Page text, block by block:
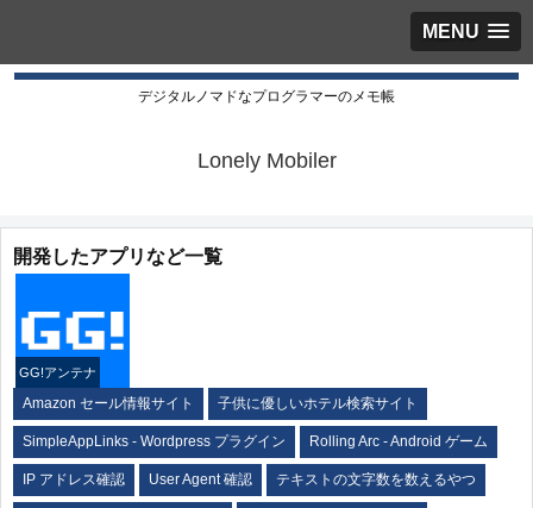
MENU
デジタルノマドなプログラマーのメモ帳
Lonely Mobiler
開発したアプリなど一覧
GG!アンテナ
Amazon セール情報サイト 子供に優しいホテル検索サイト
SimpleAppLinks - Wordpress プラグイン Rolling Arc - Android ゲーム
IP アドレス確認 User Agent 確認 テキストの文字数を数えるやつ